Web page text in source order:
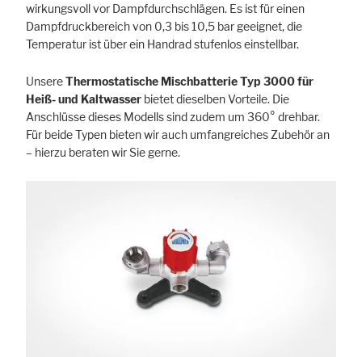
wirkungsvoll vor Dampfdurchschlägen. Es ist für einen
Dampfdruckbereich von 0,3 bis 10,5 bar geeignet, die
Temperatur ist über ein Handrad stufenlos einstellbar.
UnsereThermostatische MischbatterieTyp 3000 für
Heiß- und Kaltwasser bietet dieselben Vorteile. Die
Anschlüsse dieses Modells sind zudem um 360° drehbar.
Für beide Typen bieten wir auch umfangreiches Zubehör an
– hierzu beraten wir Sie gerne.